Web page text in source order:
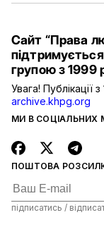
ПОШТОВА
підписатись /
МИ В СОЦІАЛЬНИХ
Сайт “Права
групою з 1999
Увага! Публікації
archive.khpg.org